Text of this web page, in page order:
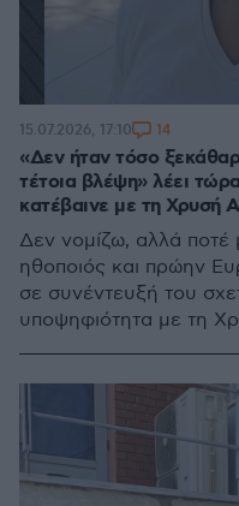
«Δεν ήταν τόσο
τέτοια βλέψη» λέει
κατέβαινε με τη Χρυσή
Δεν νομίζω, αλλά ποτέ
ηθοποιός και πρώην
σε συνέντευξή του
υποψηφιότητα με τη
15.07.2026, 17:10 14